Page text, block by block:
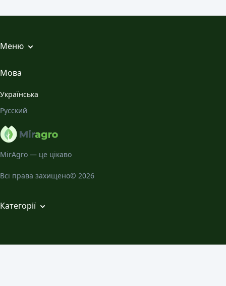
MirAgro — це цікаво
Всі права захищено© 2026
Меню
Всі статті
Галерея
Про нас
Категорії
Декоративно-листяні садові рослини
Мова
Українська
Русский